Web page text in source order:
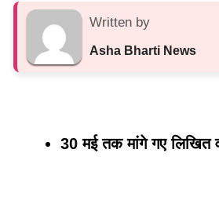
Written by
Asha Bharti News
30 मई तक मांगे गए लिखित